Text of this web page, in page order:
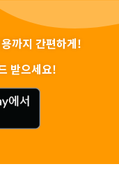
까지 간편하게!
받으세요!